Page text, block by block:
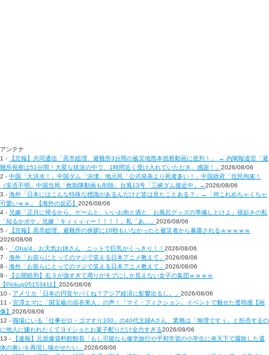
アンテナ
1 -
【悲報】共同通信「高市総理、避難所3分間の被災地熊本視察動画に批判！」 → 内閣報道官「避
難所視察は51分間！大変な状況の中で、1時間近く受け入れていただき、感謝！」 2026/08/06
2 - 中国「大洪水！」中国ダム「決壊」地元民「公式発表より死者多い！」中国政府「住民拘束！
（安否不明」中国当局「救助隊動画も削除」台風13号「三峡ダム接近中」→2026/08/06
3 - 海外「日本にはこんな特殊な標識があるんだけど皆は見たことある？」→「何これめちゃくちゃ
可愛いｗｗ」【海外の反応】 2026/08/06
4 - 兄嫁「正月に帰るから、ゲームと、いいお肉と酒と、お風呂グッズの準備しとけよ」寝起きの私
「知るかボケ」兄嫁「キィィィィー！！！！」私「あ…」 2026/08/06
5 -
【悲報】高市総理、避難所の挨拶に10秒もいなかったと被災者から暴露されるｗｗｗｗｗ
2026/08/06
6 -
「Oha!4」お天気お姉さん ニットで巨乳がくっきり！！ 2026/08/06
7 - 海外「お前らにとってのマジで笑える日本アニメ教えて」 2026/08/06
8 - 海外「お前らにとってのマジで笑える日本アニメ教えて」 2026/08/06
9 -
【公開処刑】右３が強すぎて周りがモブにしか見えない女子の集団ｗｗｗｗ
【Pickup05153411】 2026/08/06
10 - アメリカ「日本の円安ヤバくね？アジア経済に影響出るし。」 2026/08/06
11 - 宮澤エマに「国宝級の浴衣美人」の声！「マイ・フィクション」イベントで魅せた透明感【画
像】 2026/08/06
12 - 職場にいる「仕事ゼロ・ゴマすり100」の40代主婦Aさん、業務は「無理ですぅ」と拒否するの
に他人に嫌われたくてヨイショとお菓子配りだけ全力すぎる2026/08/06
13 -
【速報】元原爆資料館館長「もし可能なら修学旅行や平和学習の小学生に炎天下で腐敗した遺
体の臭いを再現し嗅がせたい」 2026/08/06